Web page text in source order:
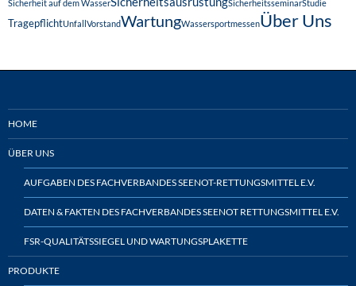
Sicherheit auf dem Wasser
SicherheitsseminarStudie
TragepflichtUnfallVorstandWartungWassersportmessenÜber Uns
HOME
ÜBER UNS
AUFGABEN DES FACHVERBANDES SEENOT-RETTUNGSMITTEL E.V.
DATEN & FAKTEN DES FACHVERBANDES SEENOT RETTUNGSMITTEL E.V.
FSR-QUALITÄTSSIEGEL UND WARTUNGSPLAKETTE
PRODUKTE